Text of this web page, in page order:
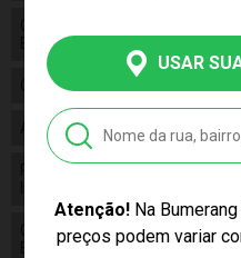
USAR
Atenção!Na
preços podem variar
Barras
Composição
Alimentação N/a
Conteúdo da
Embalagem
01 Jogo Vida